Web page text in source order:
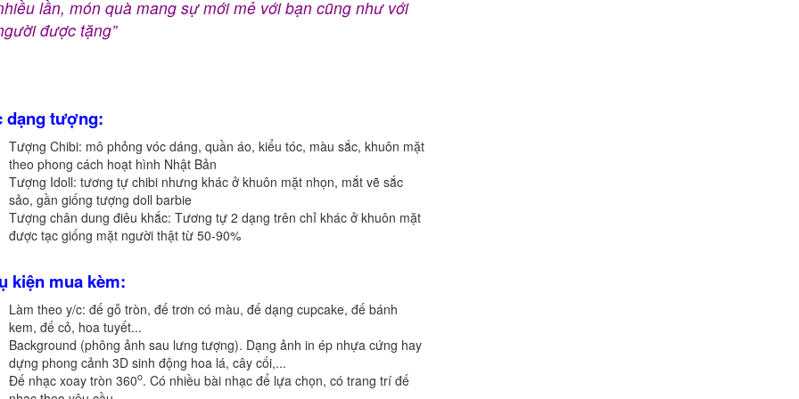
lần, món quà mang sự mới mẻ với bạn cũng như với
được tặng”
dạng tượng:
Tượng Chibi: mô phỏng vóc dáng, quần áo, kiểu tóc, màu sắc, khuôn mặt
theo phong cách hoạt hình Nhật Bản
Tượng Idoll: tương tự chibi nhưng khác ở khuôn mặt nhọn, mắt vẽ sắc
sảo, gần giống tượng doll barbie
Tượng chân dung điêu khắc: Tương tự 2 dạng trên chỉ khác ở khuôn mặt
được tạc giống mặt người thật từ 50-90%
kiện mua kèm:
Làm theo y/c: đế gỗ tròn, đế trơn có màu, đế dạng cupcake, đế bánh
kem, đế cỏ, hoa tuyết...
Background (phông ảnh sau lưng tượng). Dạng ảnh in ép nhựa cứng hay
dựng phong cảnh 3D sinh động hoa lá, cây cối,...
Đế nhạc xoay tròn 360o. Có nhiều bài nhạc để lựa chọn, có trang trí đế